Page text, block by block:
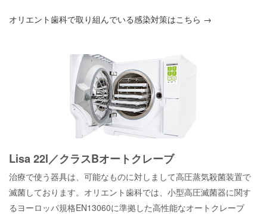
オリエント歯科で取り組んでいる感染対策はこちら →
Lisa 22l／クラスBオートクレーブ
治療で使う器具は、可能なものに対しまして高圧蒸気殺菌装置で
滅菌しております。オリエント歯科では、小型高圧滅菌器に関す
るヨーロッパ規格EN13060に準拠した高性能なオートクレーブ